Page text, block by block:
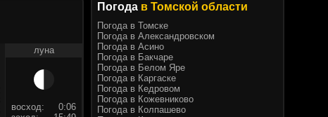
луна
восход:
0:06
Погода в Томской области
Погода в Томске
Погода в Александровском
Погода в Асино
Погода в Бакчаре
Погода в Белом Яре
Погода в Каргаске
Погода в Кедровом
Погода в Кожевниково
Погода в Колпашево